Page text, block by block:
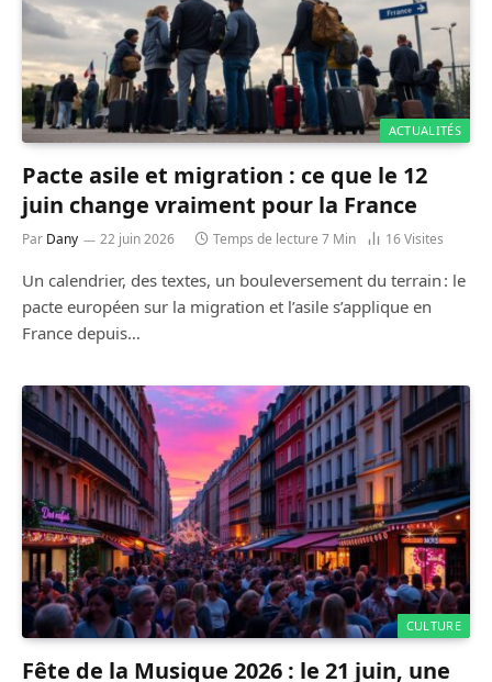
ACTUALITÉS
Pacte asile et migration : ce que le 12
juin change vraiment pour la France
Par Dany 22 juin 2026 Temps de lecture 7 Min 16Visites
Un calendrier, des textes, un bouleversement du terrain : le
pacte européen sur la migration et l’asile s’applique en
France depuis…
CULTURE
Fête de la Musique 2026 : le 21 juin, une